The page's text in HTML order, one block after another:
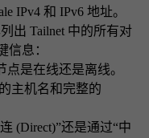
IPv4 和 IPv6 地址。
出 Tailnet 中的所有对
信息：
点是在线还是离线。
主机名和完整的
(Direct)”还是通过“中